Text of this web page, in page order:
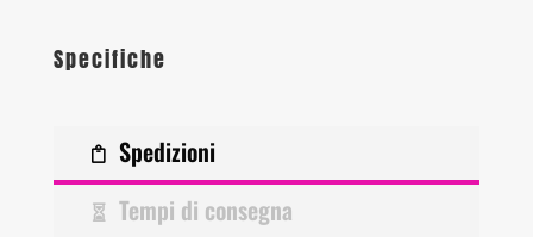
Specifiche
Spedizioni
Tempi di consegna